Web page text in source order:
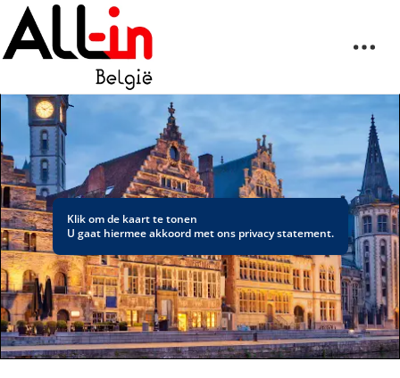
Klik om de kaart te tonen
U gaat hiermee akkoord met ons privacy statement.